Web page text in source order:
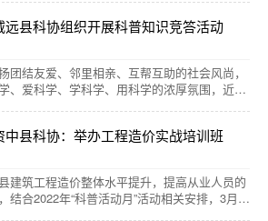
技专家周令堂老师首先进行专业知识讲座，然
肥。并就果农在果树种植、管护过程中...
远县科协组织开展科普知识竞答活动
团结友爱、邻里相亲、互帮互助的社会风尚，
、爱科学、学科学、用科学的浓厚氛围，近
常识等多方面知识题目共计40道，并每人发放
，社区副书记罗庆英核对了试题的答案，最...
中县科协：举办工程造价实战培训班
建筑工程造价整体水平提升，提高从业人员的
结合2022年“科普活动月”活动相关安排，3月